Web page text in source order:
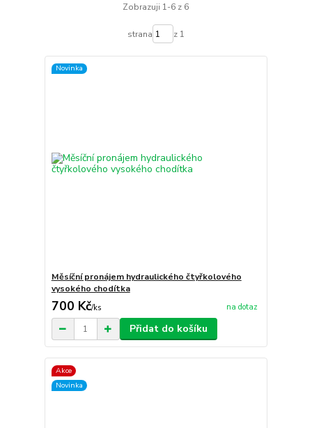
Zobrazuji 1-6 z 6
strana z 1
Novinka
Měsíční pronájem hydraulického čtyřkolového
vysokého chodítka
700 Kč/ks na dotaz
Přidat do košíku
Akce
Novinka